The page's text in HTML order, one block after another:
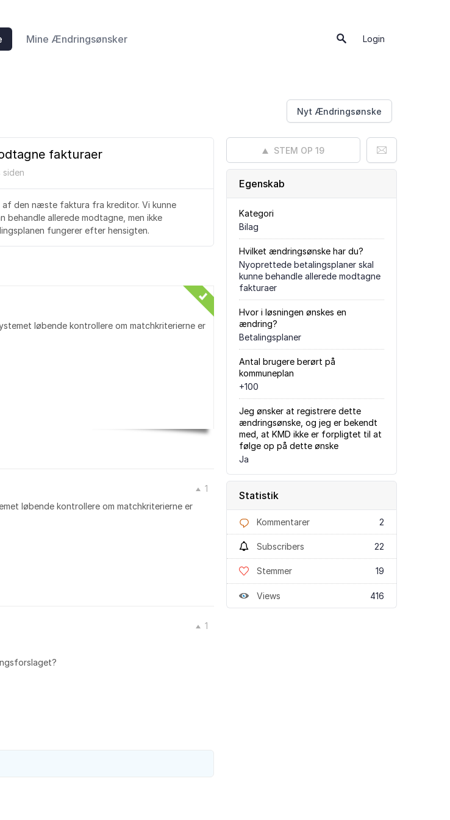
Mine Ændringsønsker Login
Nyt Ændringsønske
STEM OP 19
Egenskab
Kategori
Bilag
Hvilket ændringsønske har du?
Nyoprettede betalingsplaner skal
kunne behandle allerede modtagne
fakturaer
Hvor i løsningen ønskes en
ændring?
Betalingsplaner
Antal brugere berørt på
kommuneplan
+100
Jeg ønsker at registrere dette
ændringsønske, og jeg er bekendt
med, at KMD ikke er forpligtet til at
følge op på dette ønske
Ja
Statistik
Kommentarer 2
Subscribers 22
Stemmer 19
Views 416
fakturaer
siden
den næste faktura fra kreditor. Vi kunne
allerede modtagne, men ikke
fungerer efter hensigten.
løbende kontrollere om matchkriterierne er
1
løbende kontrollere om matchkriterierne er
1